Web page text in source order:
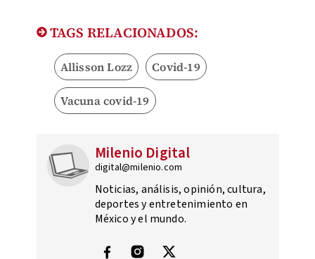
TAGS RELACIONADOS:
Allisson Lozz Covid-19
Vacuna covid-19
Milenio Digital
digital@milenio.com
Noticias, análisis, opinión, cultura,
deportes y entretenimiento en
México y el mundo.